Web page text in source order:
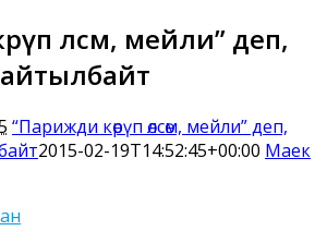
өлсөм, мейли” деп,
“Парижди көрүп өлсөм, мейли” деп,
2015-02-19T14:52:45+00:00 Маек